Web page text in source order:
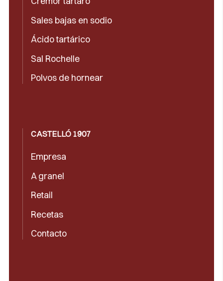
Sales bajas en sodio
Ácido tartárico
Sal Rochelle
Polvos de hornear
CASTELLÓ 1907
Empresa
A granel
Retail
Recetas
Contacto